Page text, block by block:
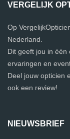
VERGELIJK
Op
Nederland.
Dit geeft jou in één
ervaringen en
Deel jouw opticien
ook een review!
NIEUWSBRIEF